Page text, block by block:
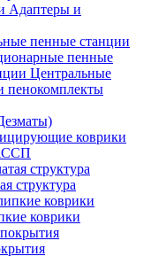
Адаптеры и
пенные станции
пенные
Центральные
коврики
структура
коврики